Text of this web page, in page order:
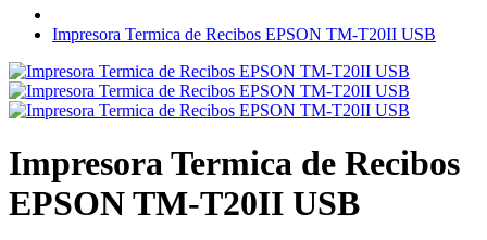
Impresora Termica de Recibos EPSON TM-T20II USB
Impresora Termica de Recibos
EPSON TM-T20II USB